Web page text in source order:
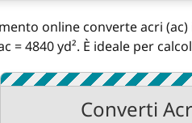
online converte acri
= 4840 yd². È ideale per
Converti